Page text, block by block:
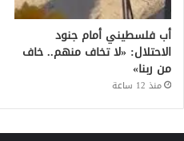
أب فلسطيني أمام جنود
الاحتلال: «لا تخاف منهم.. خاف
من ربنا»
منذ 12 ساعة